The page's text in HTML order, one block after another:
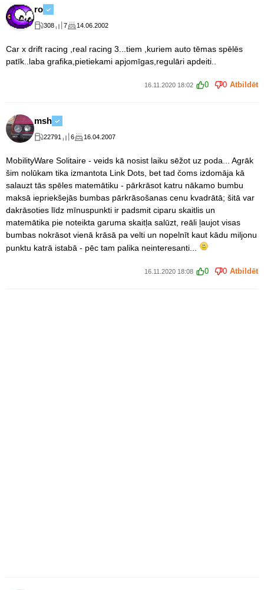
ro
308 7 14.06.2002
Car x drift racing ,real racing 3...tiem ,kuriem auto tēmas spēlēs
patīk..laba grafika,pietiekami apjomīgas,regulāri apdeiti..
16.11.2020 18:02 0 0 Atbildēt
msh
22791 6 16.04.2007
MobilityWare Solitaire - veids kā nosist laiku sēžot uz poda... Agrāk
šim nolūkam tika izmantota Link Dots, bet tad čoms izdomāja kā
salauzt tās spēles matemātiku - pārkrāsot katru nākamo bumbu
maksā iepriekšejās bumbas pārkrāsošanas cenu kvadrātā; šitā var
dakrāsoties līdz mīnuspunkti ir padsmit ciparu skaitlis un
matemātika pie noteikta garuma skaitļa salūzt, reāli ļaujot visas
bumbas nokrāsot vienā krāsā pa velti un nopelnīt kaut kādu miljonu
punktu katrā istabā - pēc tam palika neinteresanti...
16.11.2020 18:08 0 0 Atbildēt